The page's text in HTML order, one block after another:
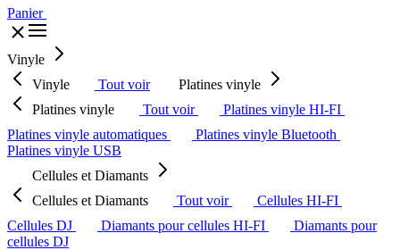
Panier
Vinyle
Vinyle
Tout voir
Platines vinyle
Platines vinyle
Tout voir
Platines vinyle HI-FI
Platines vinyle automatiques
Platines vinyle Bluetooth
Platines vinyle USB
Cellules et Diamants
Cellules et Diamants
Tout voir
Cellules HI-FI
Cellules DJ
Diamants pour cellules HI-FI
Diamants pour
cellules DJ